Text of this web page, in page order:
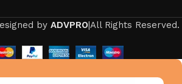
by ADVPRO|All Rights Reserved.